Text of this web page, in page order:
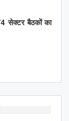
सेक्टर बैठकों का